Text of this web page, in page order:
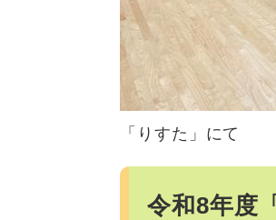
「りすた」にて
令和8年度